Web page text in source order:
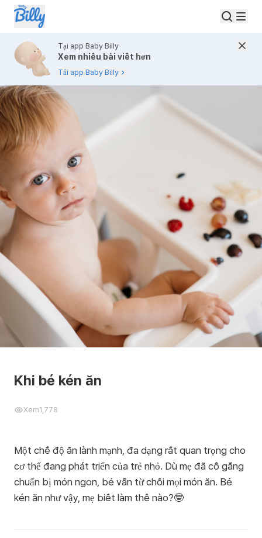
Tại app Baby Billy
Xem nhiều bài viết hơn
Tải app Baby Billy
Khi bé kén ăn
Xem1,778
Một chế độ ăn lành mạnh, đa dạng rất quan trọng cho
cơ thể đang phát triển của trẻ nhỏ. Dù mẹ đã cố gắng
chuẩn bị món ngon, bé vẫn từ chối mọi món ăn. Bé
kén ăn như vậy, mẹ biết làm thế nào?🤓